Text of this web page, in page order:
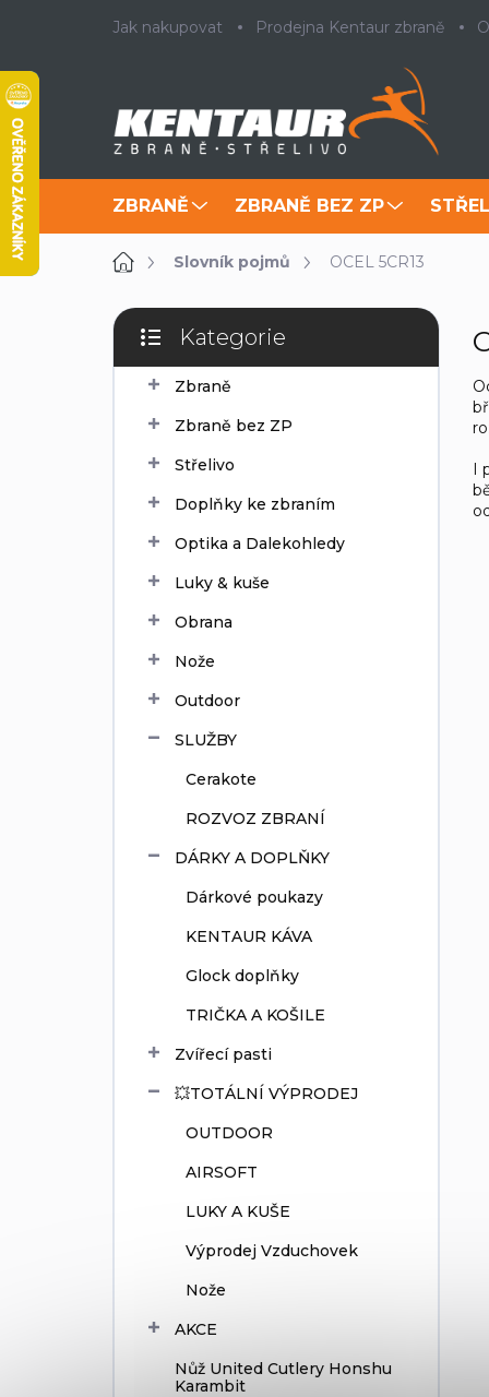
Jak nakupovat Prodejna Kentaur zbraně
ZBRANĚ ZBRANĚ BEZ ZP
DomůSlovník pojmů OCEL 5CR13
P
s
Přeskočit
kategorie
Kategorie
Zbraně
Zbraně bez ZP
Střelivo
Doplňky ke zbraním
Optika a Dalekohledy
Luky & kuše
Obrana
Nože
Outdoor
SLUŽBY
Cerakote
ROZVOZ ZBRANÍ
DÁRKY A DOPLŇKY
Dárkové poukazy
KENTAUR KÁVA
Glock doplňky
TRIČKA A KOŠILE
Zvířecí pasti
💥TOTÁLNÍ VÝPRODEJ
OUTDOOR
AIRSOFT
LUKY A KUŠE
Výprodej Vzduchovek
Nože
AKCE
Nůž United Cutlery Honshu
Karambit
I